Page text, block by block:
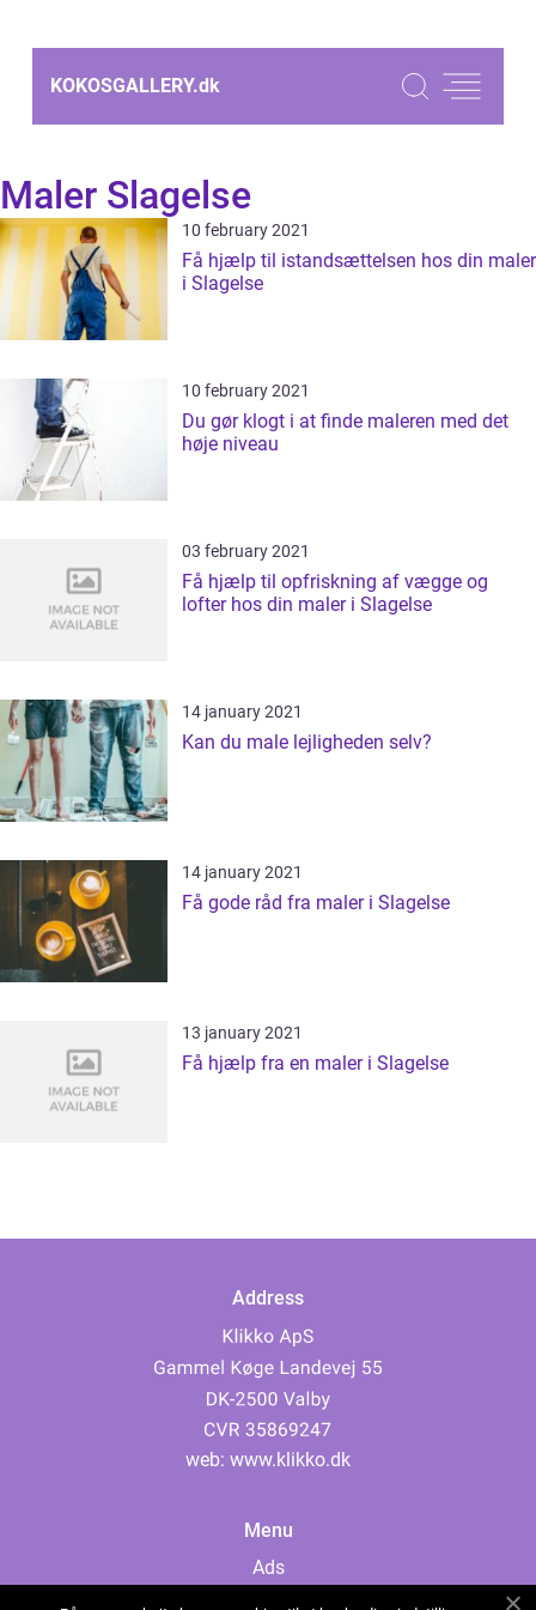
KOKOSGALLERY.dk
Maler Slagelse
10 february 2021
Få hjælp til istandsættelsen hos din maler
i Slagelse
10 february 2021
Du gør klogt i at finde maleren med det
høje niveau
03 february 2021
Få hjælp til opfriskning af vægge og
lofter hos din maler i Slagelse
14 january 2021
Kan du male lejligheden selv?
14 january 2021
Få gode råd fra maler i Slagelse
13 january 2021
Få hjælp fra en maler i Slagelse
Address
web: www.klikko.dk
Menu
Ads